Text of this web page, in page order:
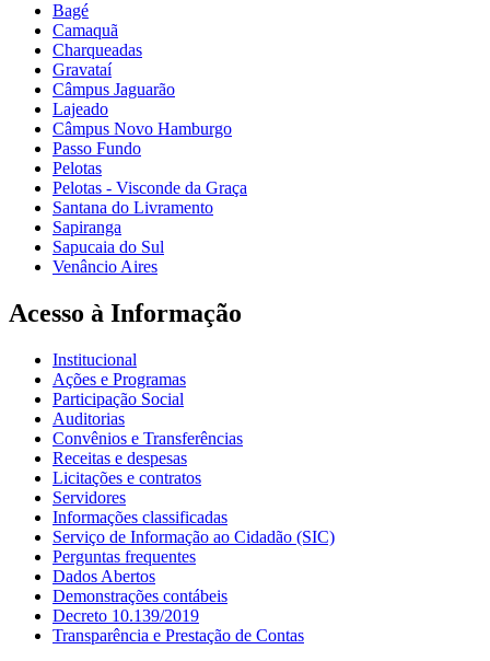
Bagé
Camaquã
Charqueadas
Gravataí
Câmpus Jaguarão
Lajeado
Câmpus Novo Hamburgo
Passo Fundo
Pelotas
Pelotas - Visconde da Graça
Santana do Livramento
Sapiranga
Sapucaia do Sul
Venâncio Aires
Acesso à Informação
Institucional
Ações e Programas
Participação Social
Auditorias
Convênios e Transferências
Receitas e despesas
Licitações e contratos
Servidores
Informações classificadas
Serviço de Informação ao Cidadão (SIC)
Perguntas frequentes
Dados Abertos
Demonstrações contábeis
Decreto 10.139/2019
Transparência e Prestação de Contas